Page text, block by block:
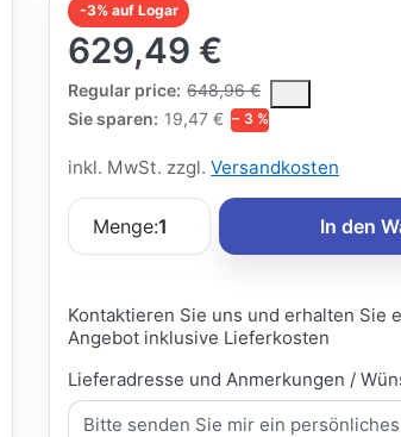
-3% auf Logar
629,49 €
Regular price: 648,96 €
The Regular Price is the median selling
Sie sparen: 19,47 € − 3 %
inkl. MwSt. zzgl.Versandkosten
Menge:1 In den
Kontaktieren Sie uns und erhalten Sie
Angebot inklusive Lieferkosten
Lieferadresse und Anmerkungen /